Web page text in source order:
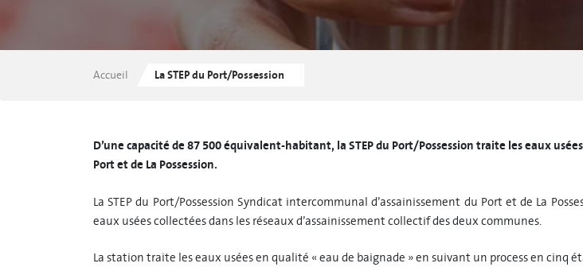
Je contacte mon Service Clients
Accueil La STEP du Port/Possession
D’une capacité de 87 500 équivalent-habitant, la STEP du Port/Possession traite les eaux
Port et de La Possession.
La STEP du Port/Possession Syndicat intercommunal d’assainissement du Port et de La
eaux usées collectées dans les réseaux d’assainissement collectif des deux communes.
La station traite les eaux usées en qualité « eau de baignade » en suivant un process en cinq